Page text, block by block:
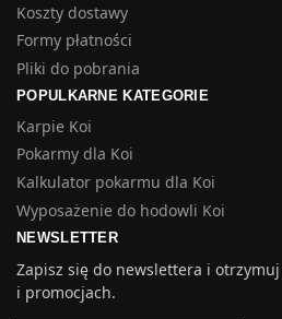
Koszty dostawy
Formy płatności
Pliki do pobrania
POPULKARNE KATEGORIE
Karpie Koi
Pokarmy dla Koi
Kalkulator pokarmu dla Koi
Wyposażenie do hodowli Koi
NEWSLETTER
Zapisz się do newslettera i
i promocjach.